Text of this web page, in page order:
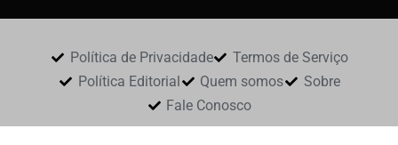
Política de Privacidade
Termos de Serviço
Política Editorial
Quem somos
Sobre
Fale Conosco